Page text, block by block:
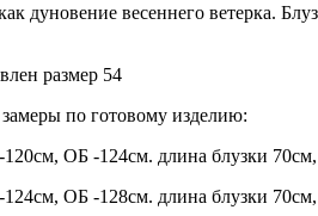
дуновение весеннего ветерка.
размер 54
по готовому изделию:
ОБ -124см. длина блузки
ОБ -128см. длина блузки